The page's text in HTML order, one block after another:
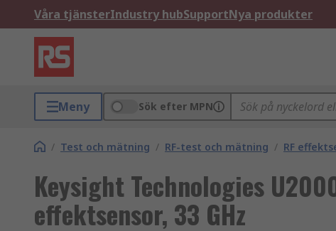
Våra tjänsterIndustry hubSupportNya produkter
Meny Sök efter MPN
/ Test och mätning / RF-test och mätning / RF
Keysight Technologies
effektsensor, 33 GHz